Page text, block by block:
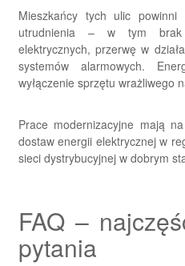
Mieszkańcy tych ulic
utrudnienia – w tym brak
elektrycznych, przerwę w
systemów alarmowych.
wyłączenie sprzętu wrażliwego
Prace modernizacyjne mają
dostaw energii elektrycznej w
sieci dystrybucyjnej w dobrym
FAQ –
pytania